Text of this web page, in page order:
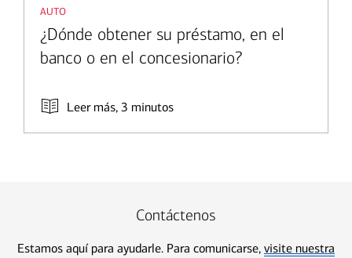
auto
¿Dónde obtener su préstamo, en el
banco o en el concesionario?
Leer más, 3 minutos
Contáctenos
Estamos aquí para ayudarle. Para comunicarse, visite nuestra